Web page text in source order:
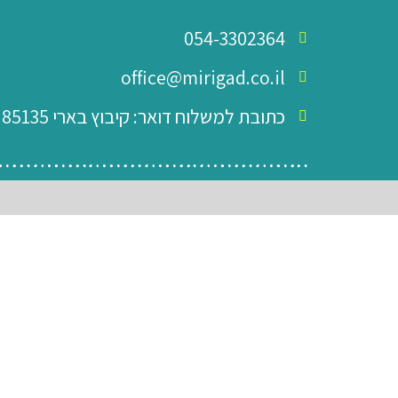
054-3302364
office@mirigad.co.il
כתובת למשלוח דואר: קיבוץ בארי 85135